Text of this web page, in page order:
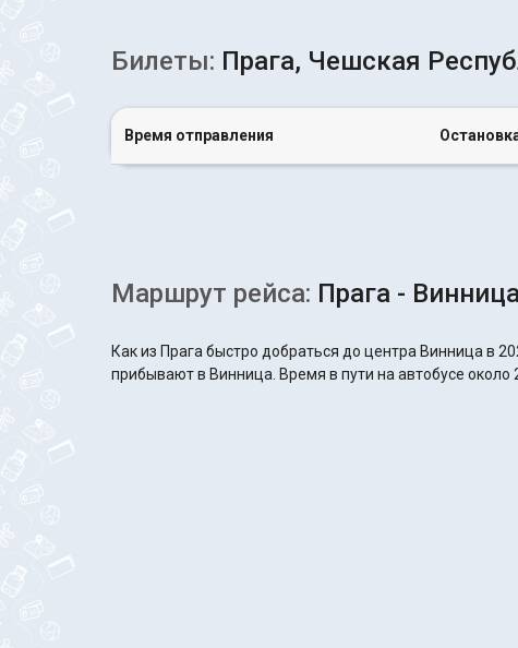
Билеты: Прага, Чешская
Время отправления
Маршрут рейса: Прага -
Как из Прага быстро добраться до центра Винница в
прибывают в Винница. Время в пути на автобусе около